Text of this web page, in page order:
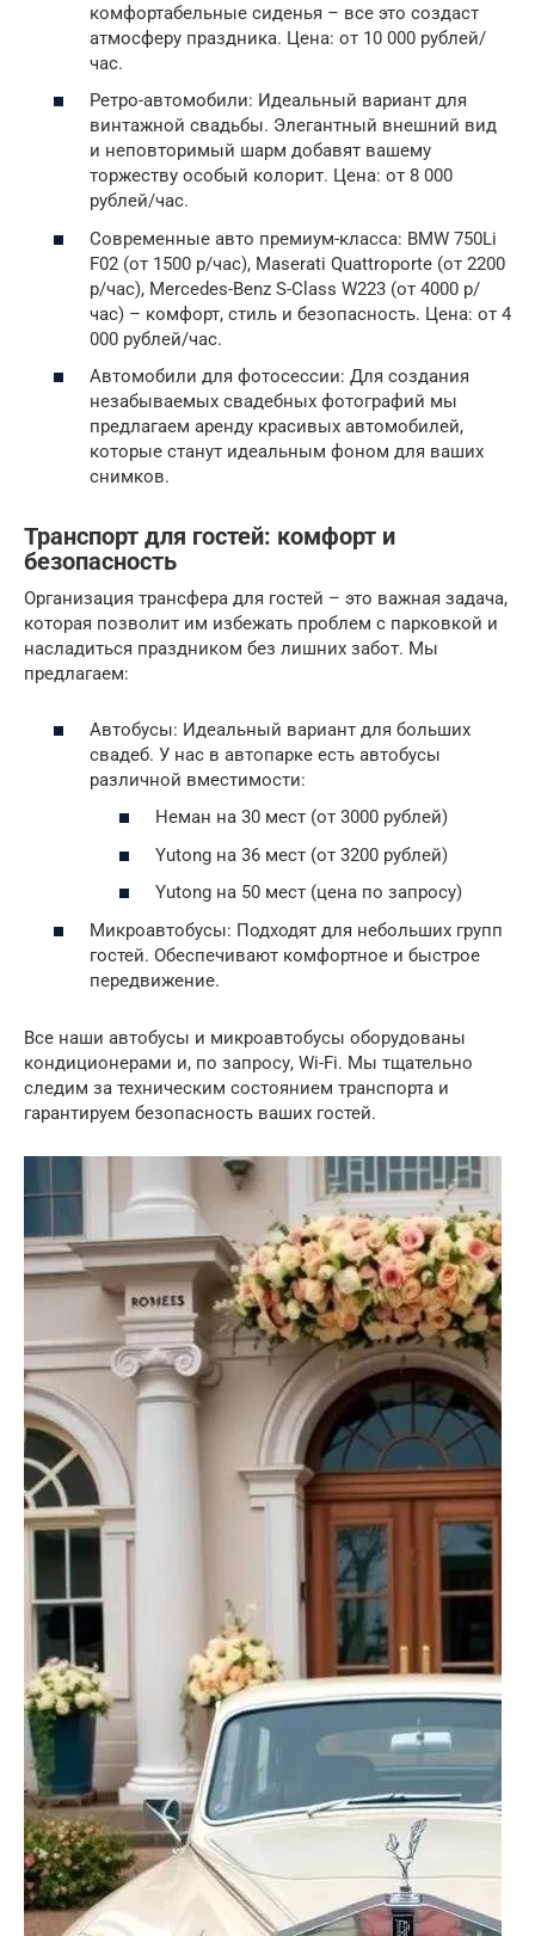
комфортабельные сиденья – все это создаст
атмосферу праздника. Цена: от 10 000 рублей/
час.
Ретро-автомобили: Идеальный вариант для
винтажной свадьбы. Элегантный внешний вид
и неповторимый шарм добавят вашему
торжеству особый колорит. Цена: от 8 000
рублей/час.
Современные авто премиум-класса: BMW 750Li
F02 (от 1500 р/час), Maserati Quattroporte (от 2200
р/час), Mercedes-Benz S-Class W223 (от 4000 р/
час) – комфорт, стиль и безопасность. Цена: от 4
000 рублей/час.
Автомобили для фотосессии: Для создания
незабываемых свадебных фотографий мы
предлагаем аренду красивых автомобилей,
которые станут идеальным фоном для ваших
снимков.
Транспорт для гостей: комфорт и
безопасность
Организация трансфера для гостей – это важная задача,
которая позволит им избежать проблем с парковкой и
насладиться праздником без лишних забот. Мы
предлагаем:
Автобусы: Идеальный вариант для больших
свадеб. У нас в автопарке есть автобусы
различной вместимости:
Неман на 30 мест (от 3000 рублей)
Yutong на 36 мест (от 3200 рублей)
Yutong на 50 мест (цена по запросу)
Микроавтобусы: Подходят для небольших групп
гостей. Обеспечивают комфортное и быстрое
передвижение.
Все наши автобусы и микроавтобусы оборудованы
кондиционерами и, по запросу, Wi-Fi. Мы тщательно
следим за техническим состоянием транспорта и
гарантируем безопасность ваших гостей.